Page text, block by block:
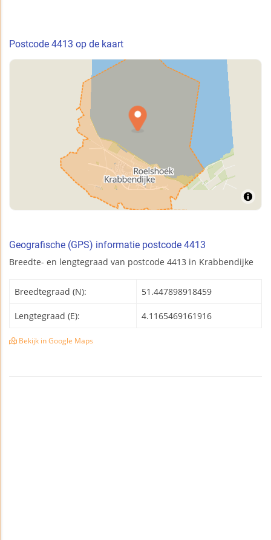
Postcode 4413 op de kaart
Geografische (GPS) informatie postcode 4413
Breedte- en lengtegraad van postcode 4413 in Krabbendijke
Breedtegraad (N): 51.447898918459
Lengtegraad (E): 4.1165469161916
Bekijk in Google Maps